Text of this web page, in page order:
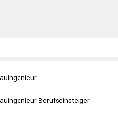
Berufseinsteiger